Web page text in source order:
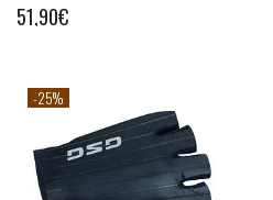
51,90€
-25%